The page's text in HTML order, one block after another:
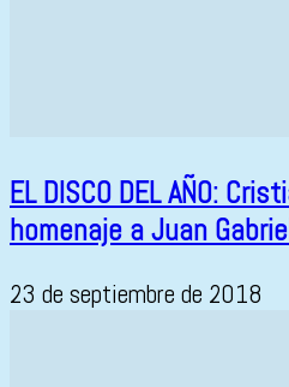
EL DISCO DEL AÑO:
homenaje a Juan
23 de septiembre de 2018